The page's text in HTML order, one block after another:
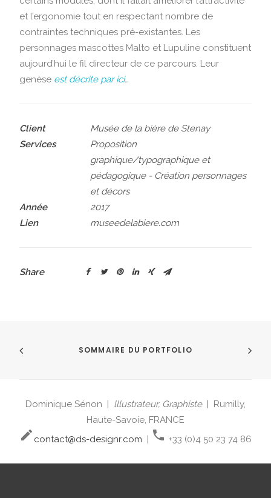
et l’ergonomie tout en respectant nombre de
contraintes techniques pré-existantes. Les
personnages mascottes Malto et Lupuline constituent
aujourd’hui le fil directeur de ce parcours. Leur
genèse est décrite par ici…
Client
Musée de la bière de Stenay
Services
Proposition
graphique/typographique et
pédagogique - Création personnages
et décors
Année
2017
Lien
museedelabiere.com
Share
SOMMAIRE DU PORTFOLIO
Dominique Sénon | lllustrateur, Graphiste| Rumilly,
Haute-Savoie, FRANCE
create contact@ds-designr.com | phone +33 (0)4 50 23 74 86